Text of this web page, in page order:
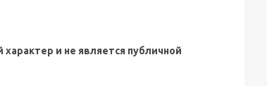
и не является публичной